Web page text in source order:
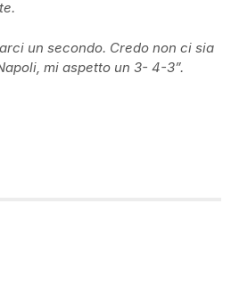
un secondo. Credo non ci sia
mi aspetto un 3- 4-3”.